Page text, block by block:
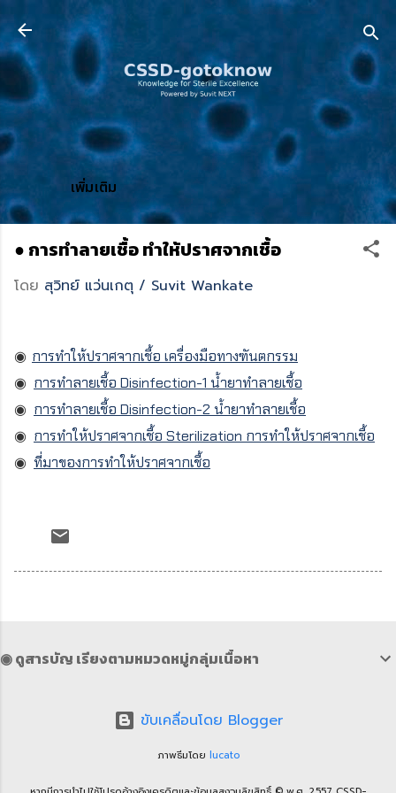
เพิ่มเติม
● การทำลายเชื้อ ทำให้ปราศจากเชื้อ
โดย สุวิทย์ แว่นเกตุ / Suvit Wankate
◉ การทำให้ปราศจากเชื้อ เครื่องมือทางฑันตกรรม
◉ การทำลายเชื้อ Disinfection-1 น้ำยาทำลายเชื้อ
◉ การทำลายเชื้อ Disinfection-2 น้ำยาทำลายเชื้อ
◉ การทำให้ปราศจากเชื้อ Sterilization การทำให้ปราศจากเชื้อ
◉ ที่มาของการทำให้ปราศจากเชื้อ
◉ ดูสารบัญ เรียงตามหมวดหมู่กลุ่มเนื้อหา
ขับเคลื่อนโดย Blogger
ภาพธีมโดย lucato